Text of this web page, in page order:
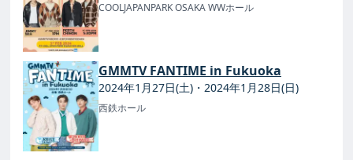
COOLJAPANPARK OSAKA WWホール
GMMTV FANTIME in Fukuoka
2024年1月27日(土)・2024年1月28日(日)
西鉄ホール